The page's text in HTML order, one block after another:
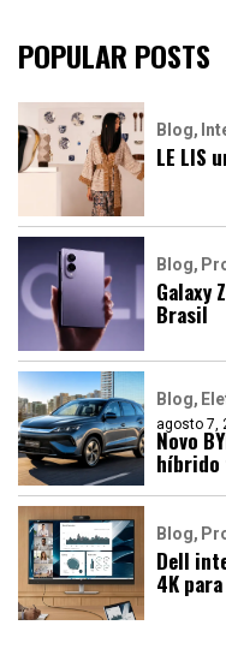
POPULAR POSTS
Blog
LE LIS
Blog
Galaxy
Brasil
Blog
agosto 7,
Novo
híbrido
Blog
Dell
4K